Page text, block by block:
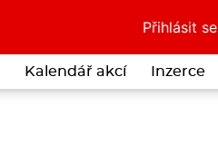
Přihlásit se
Kalendář akcí Inzerce